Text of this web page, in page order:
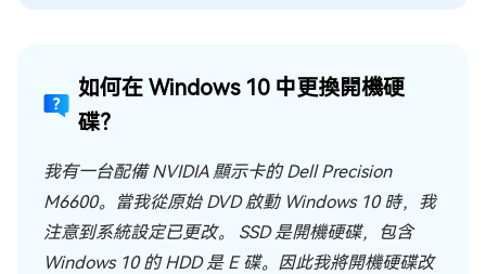
如何在 Windows 10 中更換開機硬
碟？
我有一台配備 NVIDIA 顯示卡的 Dell Precision
M6600。當我從原始 DVD 啟動 Windows 10 時，我
注意到系統設定已更改。 SSD 是開機硬碟，包含
Windows 10 的 HDD 是 E 碟。因此我將開機硬碟改